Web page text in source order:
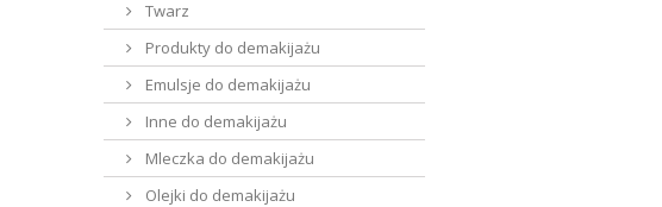
Twarz
Produkty do demakijażu
Emulsje do demakijażu
Inne do demakijażu
Mleczka do demakijażu
Olejki do demakijażu